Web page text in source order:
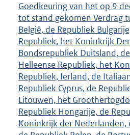
keuze
te
bevestigen.
Goedkeuring van het op 9
tot stand gekomen Verdrag
België, de Republiek
Republiek, het Koninkrijk
Bondsrepubliek Duitsland,
Helleense Republiek, het
Republiek, Ierland, de
Republiek Cyprus, de
Litouwen, het
Republiek Hongarije, de
Koninkrijk der Nederlanden,